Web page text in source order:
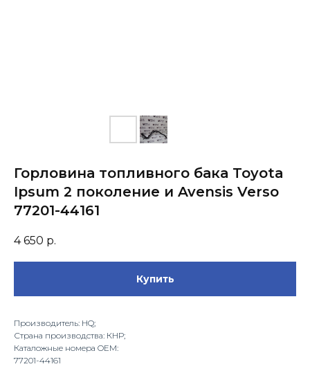
Горловина топливного бака Toyota
Ipsum 2 поколение и Avensis Verso
77201-44161
4 650 р.
Купить
Производитель: HQ;
Страна производства: КНР;
Каталожные номера OEM:
77201-44161